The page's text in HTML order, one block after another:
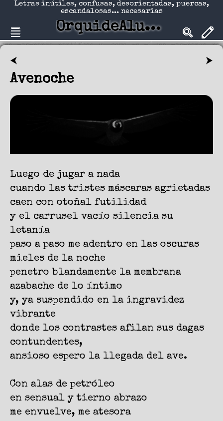
Letras inútiles, confusas, desorientadas, puercas,
escandalosas... necesarias
OrquideAlucinadA
⮜ ⮞
Avenoche
Luego de jugar a nada
cuando las tristes máscaras agrietadas
caen con otoñal futilidad
y el carrusel vacío silencia su
letanía
paso a paso me adentro en las oscuras
mieles de la noche
penetro blandamente la membrana
azabache de lo íntimo
y, ya suspendido en la ingravidez
vibrante
donde los contrastes afilan sus dagas
contundentes,
ansioso espero la llegada del ave.
Con alas de petróleo
en sensual y tierno abrazo
me envuelve, me atesora